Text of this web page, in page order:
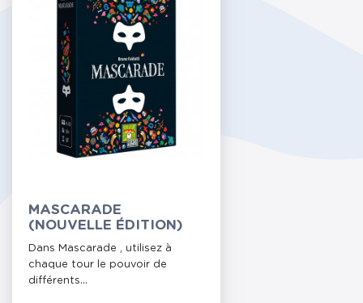
MASCARADE
(NOUVELLE ÉDITION)
Dans Mascarade , utilisez à
chaque tour le pouvoir de
différents...